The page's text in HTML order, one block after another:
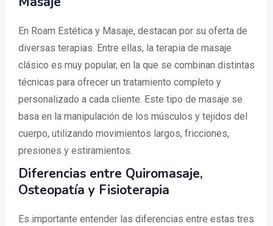
En Roam Estética y Masaje, destacan por su oferta de
diversas terapias. Entre ellas, la terapia de masaje
clásico es muy popular, en la que se combinan distintas
técnicas para ofrecer un tratamiento completo y
personalizado a cada cliente. Este tipo de masaje se
basa en la manipulación de los músculos y tejidos del
cuerpo, utilizando movimientos largos, fricciones,
presiones y estiramientos.
Diferencias entre Quiromasaje,
Osteopatía y Fisioterapia
Es importante entender las diferencias entre estas tres